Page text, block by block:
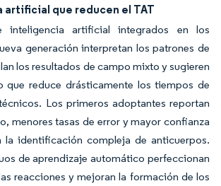
que reducen el TAT
inteligencia artificial integrados en los
generación interpretan los patrones de
los resultados de campo mixto y sugieren
que reduce drásticamente los tiempos de
Los primeros adoptantes reportan
menores tasas de error y mayor confianza
la identificación compleja de anticuerpos.
de aprendizaje automático perfeccionan
reacciones y mejoran la formación de los